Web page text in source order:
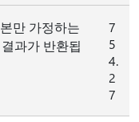
만 가정하는
과가 반환됩
7
5
4.
2
7